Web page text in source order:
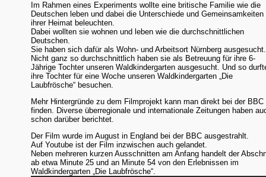
Im Rahmen eines Experiments wollte eine britische Familie wie die
Deutschen leben und dabei die Unterschiede und Gemeinsamkeiten
ihrer Heimat beleuchten.
Dabei wollten sie wohnen und leben wie die durchschnittlichen
Deutschen.
Sie haben sich dafür als Wohn- und Arbeitsort Nürnberg ausgesucht.
Nicht ganz so durchschnittlich haben sie als Betreuung für ihre 6-
Jährige Tochter unseren Waldkindergarten ausgesucht. Und so
ihre Tochter für eine Woche unseren Waldkindergarten „Die
Laubfrösche“ besuchen.
Mehr Hintergründe zu dem Filmprojekt kann man direkt bei der BBC
finden. Diverse überregionale und internationale Zeitungen haben
schon darüber berichtet.
Der Film wurde im August in England bei der BBC ausgestrahlt.
Auf Youtube ist der Film inzwischen auch gelandet.
Neben mehreren kurzen Ausschnitten am Anfang handelt der
ab etwa Minute 25 und an Minute 54 von den Erlebnissen im
Waldkindergarten „Die Laubfrösche“.